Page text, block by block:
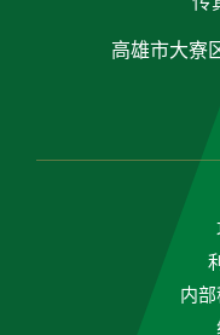
高雄市大寮
内